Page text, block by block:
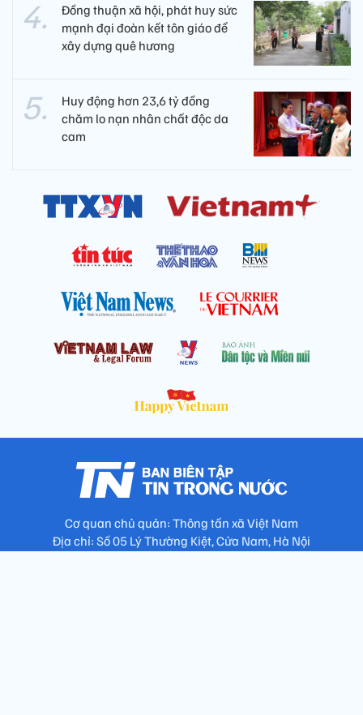
Đồng thuận xã hội, phát huy sức
mạnh đại đoàn kết tôn giáo để
xây dựng quê hương
Huy động hơn 23,6 tỷ đồng
chăm lo nạn nhân chất độc da
cam
Cơ quan chủ quản: Thông tấn xã Việt Nam
Địa chỉ: Số 05 Lý Thường Kiệt, Cửa Nam, Hà Nội